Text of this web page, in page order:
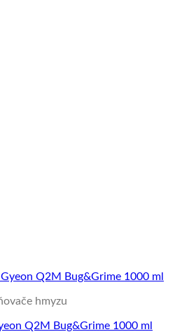
hmyzu
Q2M Bug&Grime 1000 ml